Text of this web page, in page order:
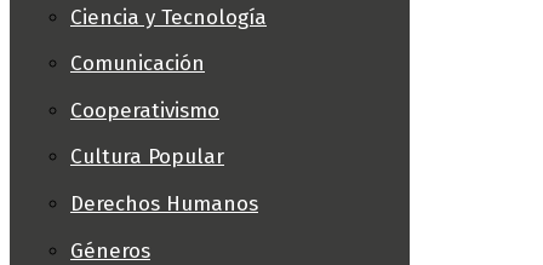
Ciencia y Tecnología
Comunicación
Cooperativismo
Cultura Popular
Derechos Humanos
Géneros